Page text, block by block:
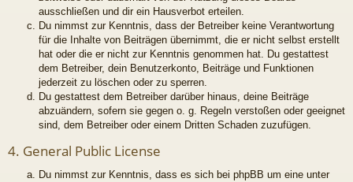
ausschließen und dir ein Hausverbot erteilen.
Du nimmst zur Kenntnis, dass der Betreiber keine Verantwortung
für die Inhalte von Beiträgen übernimmt, die er nicht selbst erstellt
hat oder die er nicht zur Kenntnis genommen hat. Du gestattest
dem Betreiber, dein Benutzerkonto, Beiträge und Funktionen
jederzeit zu löschen oder zu sperren.
Du gestattest dem Betreiber darüber hinaus, deine Beiträge
abzuändern, sofern sie gegen o. g. Regeln verstoßen oder geeignet
sind, dem Betreiber oder einem Dritten Schaden zuzufügen.
4. General Public License
Du nimmst zur Kenntnis, dass es sich bei phpBB um eine unter